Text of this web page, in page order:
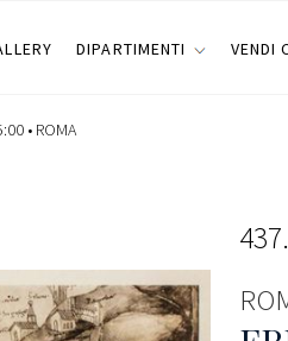
DIPARTIMENTI VENDI
• ROMA
437